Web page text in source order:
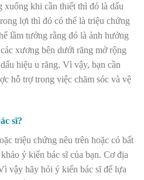
xuống khi cần thiết thì đó là dấu
lợi thì đó có thể là triệu chứng
lầm tưởng rằng đó là ảnh hưởng
xương bên dưới răng mở rộng
hiệu u răng. Vì vậy, bạn cần
hỗ trợ trong việc chăm sóc và vệ
sĩ?
triệu chứng nêu trên hoặc có bất
ý kiến bác sĩ của bạn. Cơ địa
vậy hãy hỏi ý kiến bác sĩ để lựa